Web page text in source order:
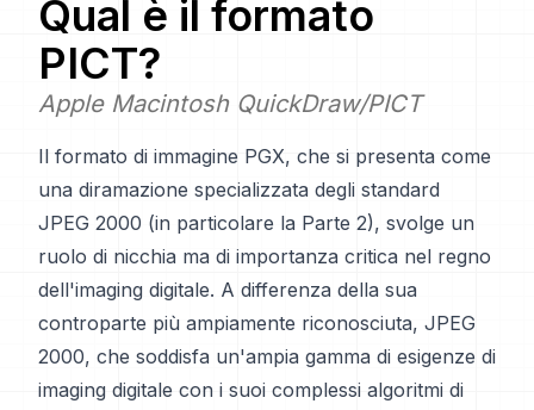
Qual è il formato
PICT?
Apple Macintosh QuickDraw/PICT
Il formato di immagine PGX, che si presenta come
una diramazione specializzata degli standard
JPEG 2000 (in particolare la Parte 2), svolge un
ruolo di nicchia ma di importanza critica nel regno
dell'imaging digitale. A differenza della sua
controparte più ampiamente riconosciuta, JPEG
2000, che soddisfa un'ampia gamma di esigenze di
imaging digitale con i suoi complessi algoritmi di